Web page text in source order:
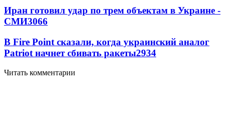
Иран готовил удар по трем объектам в Украине -
СМИ3066
В Fire Point сказали, когда украинский аналог
Patriot начнет сбивать ракеты2934
Читать комментарии